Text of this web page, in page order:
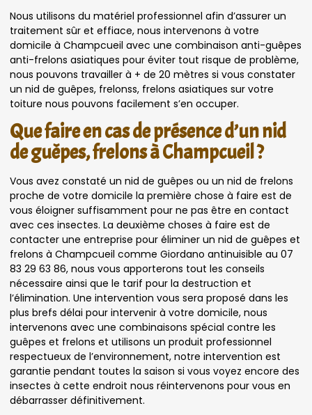
Nous utilisons du matériel professionnel afin d’assurer un
traitement sûr et effiace, nous intervenons à votre
domicile à Champcueil avec une combinaison anti-guêpes
anti-frelons asiatiques pour éviter tout risque de problème,
nous pouvons travailler à + de 20 mètres si vous constater
un nid de guêpes, frelonss, frelons asiatiques sur votre
toiture nous pouvons facilement s’en occuper.
Que faire en cas de présence d’un nid
de guêpes, frelons à Champcueil ?
Vous avez constaté un nid de guêpes ou un nid de frelons
proche de votre domicile la première chose à faire est de
vous éloigner suffisamment pour ne pas être en contact
avec ces insectes. La deuxième choses à faire est de
contacter une entreprise pour éliminer un nid de guêpes et
frelons à Champcueil comme Giordano antinuisible au 07
83 29 63 86, nous vous apporterons tout les conseils
nécessaire ainsi que le tarif pour la destruction et
l’élimination. Une intervention vous sera proposé dans les
plus brefs délai pour intervenir à votre domicile, nous
intervenons avec une combinaisons spécial contre les
guêpes et frelons et utilisons un produit professionnel
respectueux de l’environnement, notre intervention est
garantie pendant toutes la saison si vous voyez encore des
insectes à cette endroit nous réintervenons pour vous en
débarrasser définitivement.